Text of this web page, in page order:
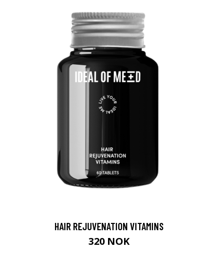
HAIR REJUVENATION VITAMINS
320 NOK